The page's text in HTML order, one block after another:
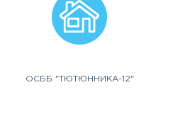
ОСББ "ТЮТЮННИКА-12"